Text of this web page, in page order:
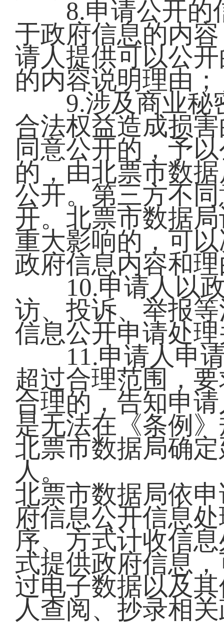
8.申请公开的
于政府信息的内
请人提供可以公
的内容说明理由
9.涉及商业秘
合法权益造成损
同意公开的，予
的，由北票市数
公开。第三方不
开。北票市数据
重大影响的，可
政府信息内容和
10.申请人以政
访、投诉、举报
信息公开申请处
11.申请人申请
超过合理范围，
合理的，告知申
是无法在《条例
北票市数据局确
人。
北票市数据局依
府信息公开信息
序、方式计收信
式提供政府信息
过电子数据以及
人查阅、抄录相